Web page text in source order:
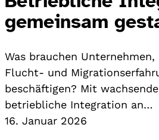
gemeinsam
Was brauchen
Flucht- und
beschäftigen? Mit
betriebliche Integration an…
16. Januar 2026